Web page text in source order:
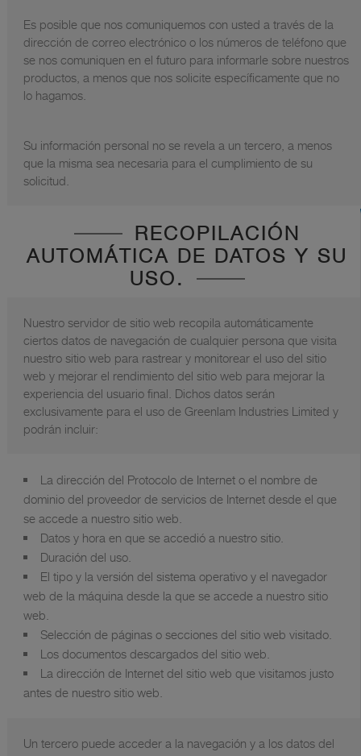
Es posible que nos comuniquemos con usted a través de la
dirección de correo electrónico o los números de teléfono que
se nos comuniquen en el futuro para informarle sobre nuestros
productos, a menos que nos solicite específicamente que no
lo hagamos.
Su información personal no se revela a un tercero, a menos
que la misma sea necesaria para el cumplimiento de su
solicitud.
RECOPILACIÓN
AUTOMÁTICA DE DATOS Y SU
USO.
Nuestro servidor de sitio web recopila automáticamente
ciertos datos de navegación de cualquier persona que visita
nuestro sitio web para rastrear y monitorear el uso del sitio
web y mejorar el rendimiento del sitio web para mejorar la
experiencia del usuario final. Dichos datos serán
exclusivamente para el uso de Greenlam Industries Limited y
podrán incluir:
La dirección del Protocolo de Internet o el nombre de
dominio del proveedor de servicios de Internet desde el que
se accede a nuestro sitio web.
Datos y hora en que se accedió a nuestro sitio.
Duración del uso.
El tipo y la versión del sistema operativo y el navegador
web de la máquina desde la que se accede a nuestro sitio
web.
Selección de páginas o secciones del sitio web visitado.
Los documentos descargados del sitio web.
La dirección de Internet del sitio web que visitamos justo
antes de nuestro sitio web.
Un tercero puede acceder a la navegación y a los datos del